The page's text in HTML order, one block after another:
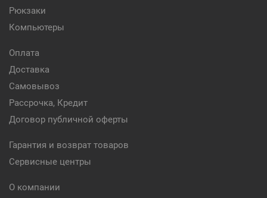
Рюкзаки
Компьютеры
Оплата
Доставка
Самовывоз
Рассрочка, Кредит
Договор публичной оферты
Гарантия и возврат товаров
Сервисные центры
О компании